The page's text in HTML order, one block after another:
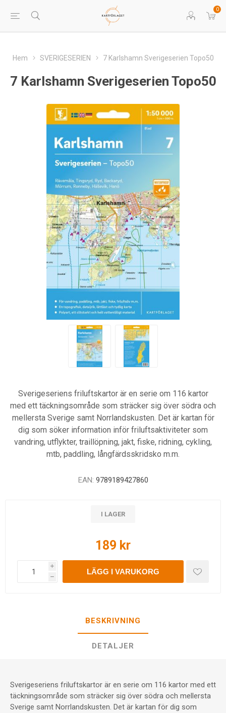
0
Hem SVERIGESERIEN 7 Karlshamn Sverigeserien Topo50
7 Karlshamn Sverigeserien Topo50
Sverigeseriens friluftskartor är en serie om 116 kartor
med ett täckningsområde som sträcker sig över södra och
mellersta Sverige samt Norrlandskusten. Det är kartan för
dig som söker information inför friluftsaktiviteter som
vandring, utflykter, traillöpning, jakt, fiske, ridning, cykling,
mtb, paddling, långfärdsskridsko m.m.
EAN: 9789189427860
I LAGER
189 kr
i
h
LÄGG I VARUKORG
BESKRIVNING
DETALJER
Sverigeseriens friluftskartor är en serie om 116 kartor med ett
täckningsområde som sträcker sig över södra och mellersta
Sverige samt Norrlandskusten. Det är kartan för dig som